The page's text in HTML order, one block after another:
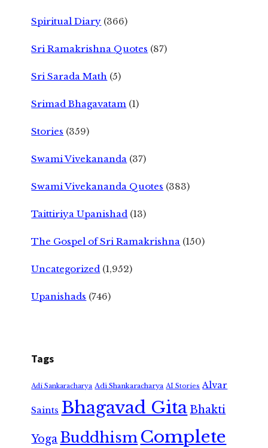
Spiritual Diary (366)
Sri Ramakrishna Quotes (87)
Sri Sarada Math (5)
Srimad Bhagavatam (1)
Stories (359)
Swami Vivekananda (37)
Swami Vivekananda Quotes (383)
Taittiriya Upanishad (13)
The Gospel of Sri Ramakrishna (150)
Uncategorized (1,952)
Upanishads (746)
Tags
Adi Sankaracharya Adi Shankaracharya AI Stories Alvar
Saints Bhagavad GitaBhakti
Yoga Buddhism Complete